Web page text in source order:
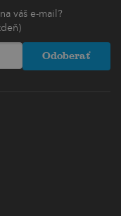
váš e-mail?
Odoberať